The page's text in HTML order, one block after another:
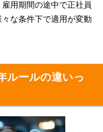
用期間の途中で正社員
な条件下で適用が変動
ルールの違いっ